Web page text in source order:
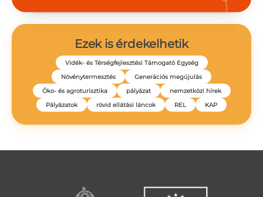
Ezek is érdekelhetik
Vidék- és Térségfejlesztési Támogató Egység
Növénytermesztés
Generációs megújulás
Öko- és agroturisztika
pályázat
nemzetközi hírek
Pályázatok
rövid ellátási láncok REL KAP